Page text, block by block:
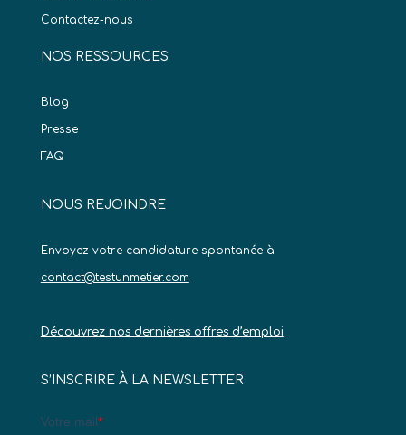
Contactez-nous
NOS RESSOURCES
Blog
Presse
FAQ
NOUS REJOINDRE
Envoyez votre candidature spontanée à
contact@testunmetier.com
Découvrez nos dernières offres d’emploi
S’INSCRIRE À LA NEWSLETTER